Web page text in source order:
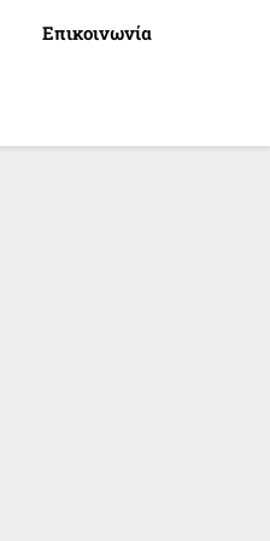
Επικοινωνία